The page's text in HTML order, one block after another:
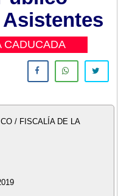
Asistentes
CADUCADA
/ FISCALÍA DE LA